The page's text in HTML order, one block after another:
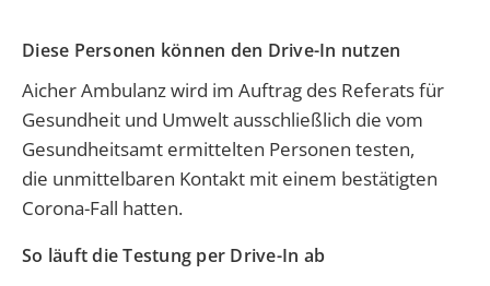
Diese Personen können den Drive-In nutzen
Aicher Ambulanz wird im Auftrag des Referats für
Gesundheit und Umwelt ausschließlich die vom
Gesundheitsamt ermittelten Personen testen,
die unmittelbaren Kontakt mit einem bestätigten
Corona-Fall hatten.
So läuft die Testung per Drive-In ab